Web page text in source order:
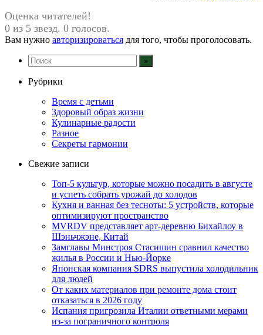
Оценка читателей!
0 из 5 звезд. 0 голосов.
Вам нужно авторизироваться для того, чтобы проголосовать.
Рубрики
Время с детьми
Здоровый образ жизни
Кулинарные радости
Разное
Секреты гармонии
Свежие записи
Топ-5 культур, которые можно посадить в августе
и успеть собрать урожай до холодов
Кухня и ванная без тесноты: 5 устройств, которые
оптимизируют пространство
MVRDV представляет арт-деревню Бихайлоу в
Шэньчжэне, Китай
Замглавы Минстроя Стасишин сравнил качество
жилья в России и Нью-Йорке
Японская компания SDRS выпустила холодильник
для людей
От каких материалов при ремонте дома стоит
отказаться в 2026 году
Испания пригрозила Италии ответными мерами
из-за пограничного контроля